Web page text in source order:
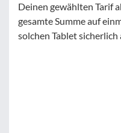
Deinen gewählten Tarif
gesamte Summe auf
solchen Tablet